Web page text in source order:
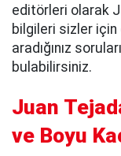
editörleri olarak
bilgileri sizler için
aradığınız
bulabilirsiniz.
Juan
ve Boyu